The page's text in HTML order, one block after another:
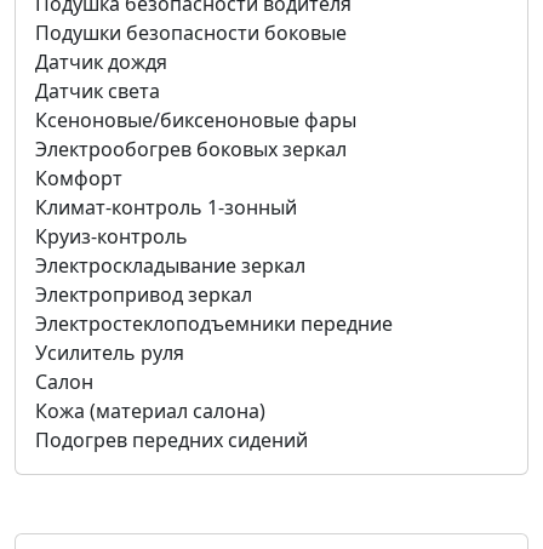
Подушки безопасности боковые
Датчик дождя
Датчик света
Ксеноновые/биксеноновые фары
Электрообогрев боковых зеркал
Комфорт
Климат-контроль 1-зонный
Круиз-контроль
Электроскладывание зеркал
Электропривод зеркал
Электростеклоподъемники передние
Усилитель руля
Салон
Кожа (материал салона)
Подогрев передних сидений